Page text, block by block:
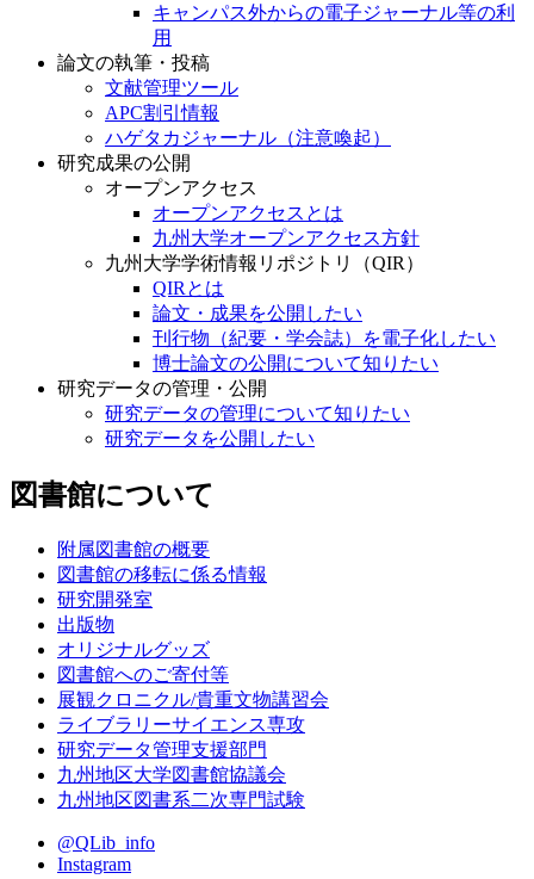
キャンパス外からの電子ジャーナル等の利
用
論文の執筆・投稿
文献管理ツール
APC割引情報
ハゲタカジャーナル（注意喚起）
研究成果の公開
オープンアクセス
オープンアクセスとは
九州大学オープンアクセス方針
九州大学学術情報リポジトリ（QIR）
QIRとは
論文・成果を公開したい
刊行物（紀要・学会誌）を電子化したい
博士論文の公開について知りたい
研究データの管理・公開
研究データの管理について知りたい
研究データを公開したい
図書館について
附属図書館の概要
図書館の移転に係る情報
研究開発室
出版物
オリジナルグッズ
図書館へのご寄付等
展観クロニクル/貴重文物講習会
ライブラリーサイエンス専攻
研究データ管理支援部門
九州地区大学図書館協議会
九州地区図書系二次専門試験
@QLib_info
Instagram